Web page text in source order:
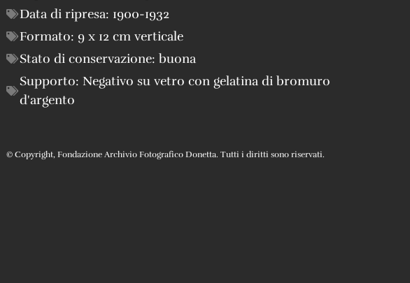
Data di ripresa: 1900-1932
Formato: 9 x 12 cm verticale
Stato di conservazione: buona
Supporto: Negativo su vetro con gelatina di bromuro
d'argento
© Copyright, Fondazione Archivio Fotografico Donetta. Tutti i diritti sono riservati.